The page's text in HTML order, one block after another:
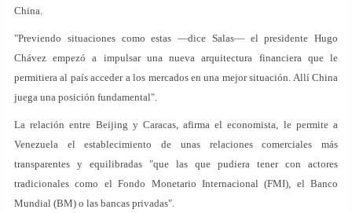
China.
"Previendo situaciones como estas —dice Salas— el presidente Hugo
Chávez empezó a impulsar una nueva arquitectura financiera que le
permitiera al país acceder a los mercados en una mejor situación. Allí China
juega una posición fundamental".
La relación entre Beijing y Caracas, afirma el economista, le permite a
Venezuela el establecimiento de unas relaciones comerciales más
transparentes y equilibradas "que las que pudiera tener con actores
tradicionales como el Fondo Monetario Internacional (FMI), el Banco
Mundial (BM) o las bancas privadas".